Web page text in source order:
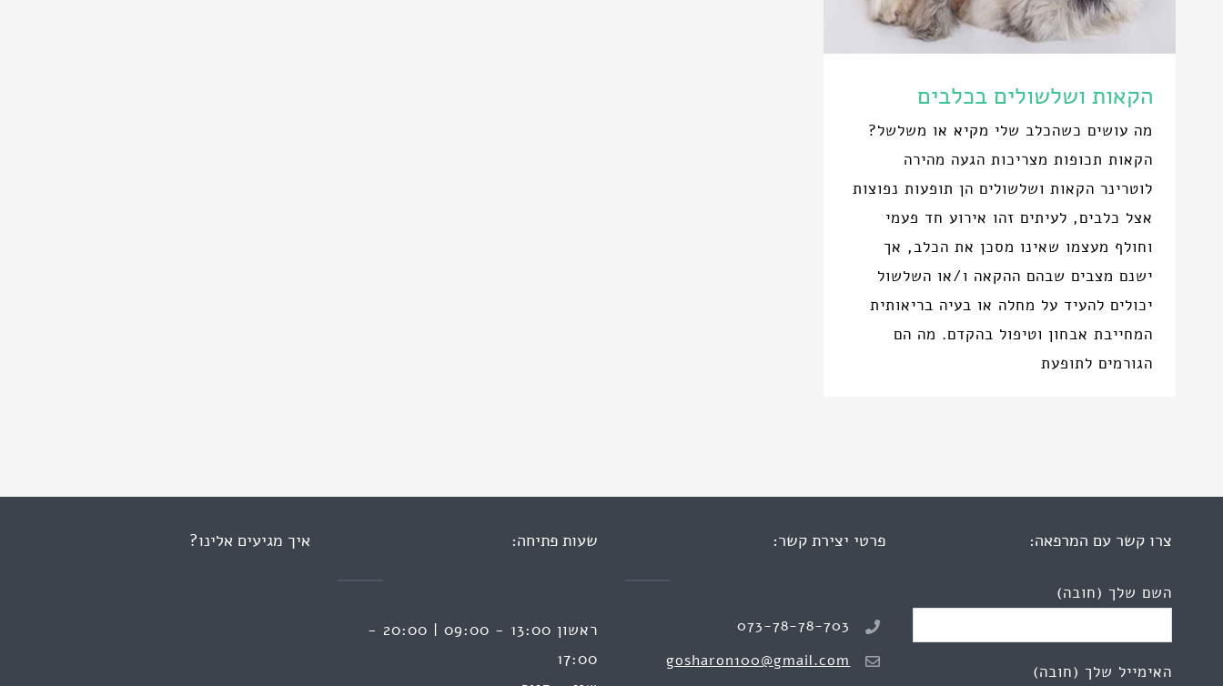
הקאות ושלשולים בכלבים
מה עושים כשהכלב שלי מקיא או משלשל?
הקאות תכופות מצריכות הגעה מהירה
לוטרינר הקאות ושלשולים הן תופעות נפוצות
אצל כלבים, לעיתים זהו אירוע חד פעמי
וחולף מעצמו שאינו מסכן את הכלב, אך
ישנם מצבים שבהם ההקאה ו/או השלשול
יכולים להעיד על מחלה או בעיה בריאותית
המחייבת אבחון וטיפול בהקדם. מה הם
הגורמים לתופעת
צרו קשר עם המרפאה:
השם שלך (חובה)
האימייל שלך (חובה)
פרטי יצירת קשר:
073-78-78-703
gosharon100@gmail.com
שעות פתיחה:
ראשון 13:00 - 09:00 | 20:00 -
17:00
איך מגיעים אלינו?